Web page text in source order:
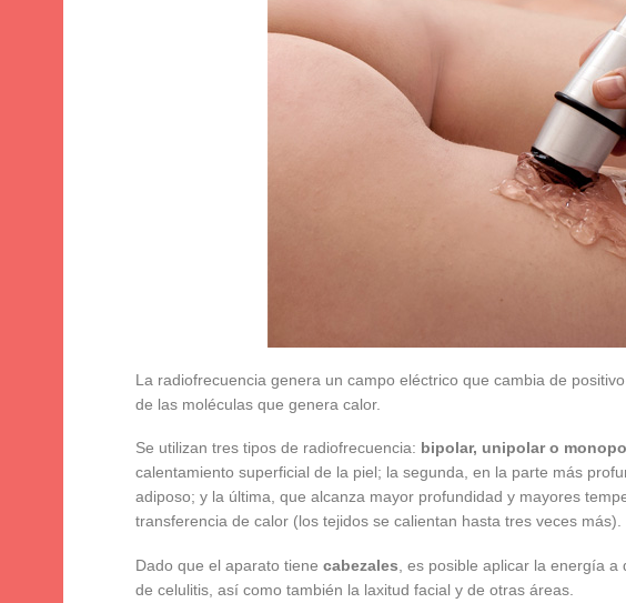
La radiofrecuencia genera un campo eléctrico que cambia de
de las moléculas que genera calor.
Se utilizan tres tipos de radiofrecuencia: bipolar, unipolar o
calentamiento superficial de la piel; la segunda, en la parte más
adiposo; y la última, que alcanza mayor profundidad y mayores
transferencia de calor (los tejidos se calientan hasta tres veces más).
Dado que el aparato tiene cabezales , es posible aplicar la energía
de celulitis, así como también la laxitud facial y de otras áreas.